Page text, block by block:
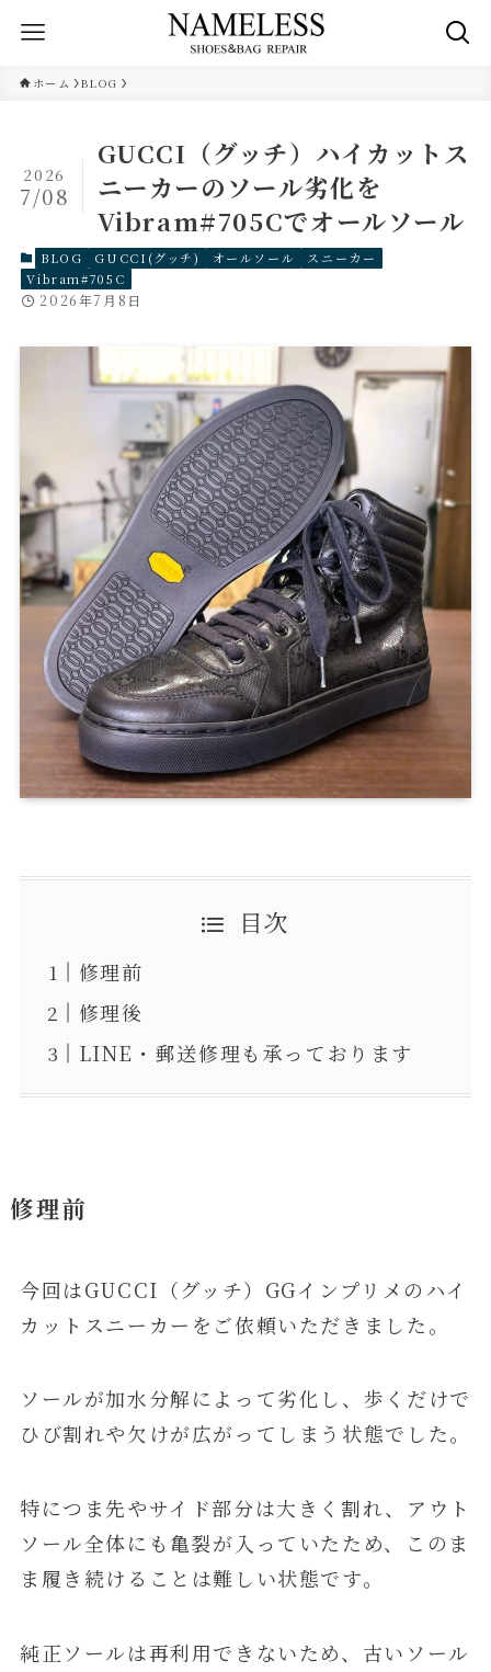
ホーム BLOG
GUCCI（グッチ）ハイカットス
ニーカーのソール劣化を
Vibram#705Cでオールソール
2026
7/08
BLOG GUCCI(グッチ) オールソール
スニーカー
Vibram#705C
2026年7月8日
目次
修理前
修理後
LINE・郵送修理も承っております
修理前
今回はGUCCI（グッチ）GGインプリメのハイ
カットスニーカーをご依頼いただきました。
ソールが加水分解によって劣化し、歩くだけで
ひび割れや欠けが広がってしまう状態でした。
特につま先やサイド部分は大きく割れ、アウト
ソール全体にも亀裂が入っていたため、このま
ま履き続けることは難しい状態です。
純正ソールは再利用できないため、古いソール